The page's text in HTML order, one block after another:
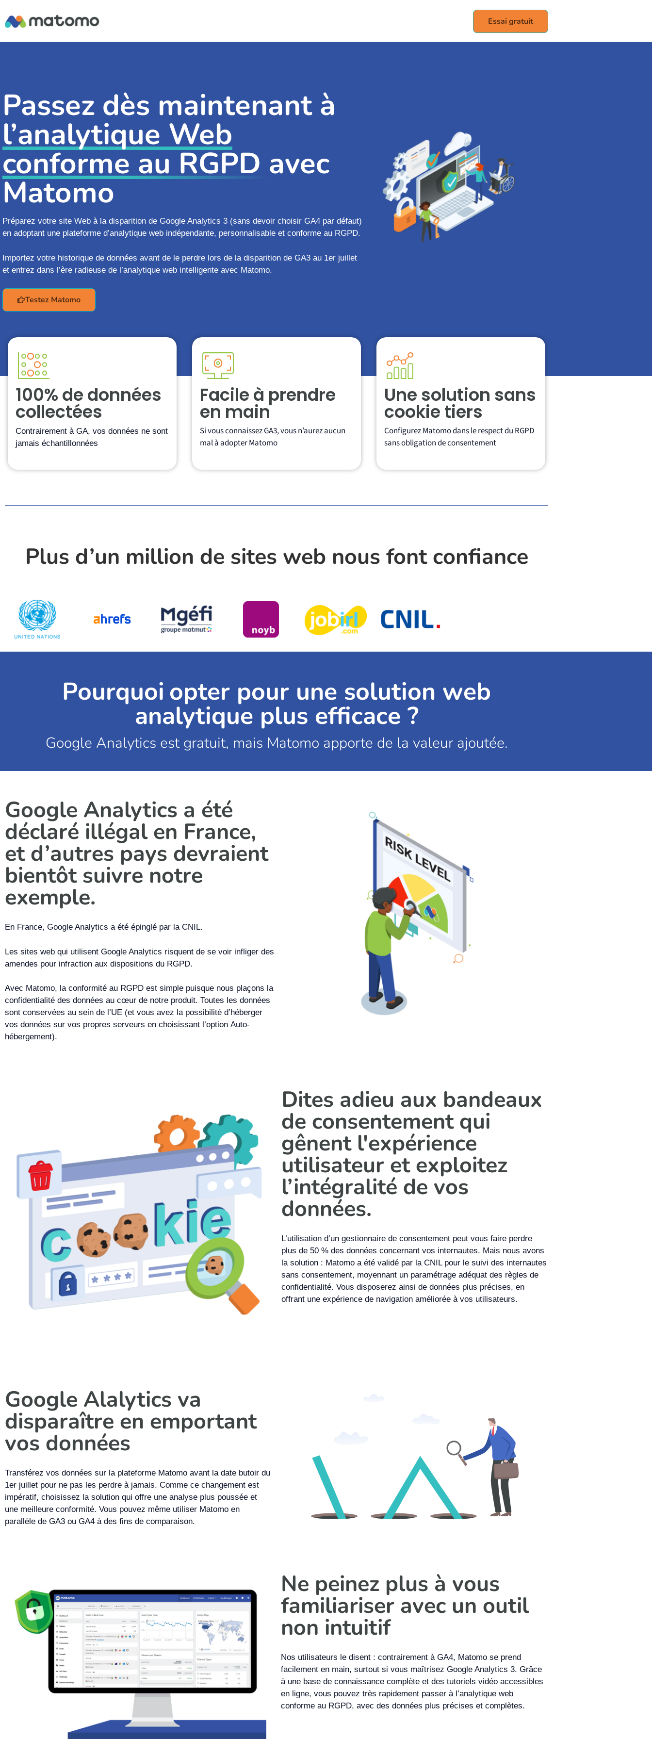
Essai gratuit
Passez dès maintenant à
l’analytique Web
conforme au RGPD avec
Matomo
Préparez votre site Web à la disparition de Google Analytics 3 (sans devoir choisir GA4 par défaut)
en adoptant une plateforme d’analytique web indépendante, personnalisable et conforme au RGPD.
Importez votre historique de données avant de le perdre lors de la disparition de GA3 au 1er juillet
et entrez dans l’ère radieuse de l’analytique web intelligente avec Matomo.
Testez Matomo
100% de données
collectées
Contrairement à GA, vos données ne sont
jamais échantillonnées
Facile à prendre
en main
Si vous connaissez GA3, vous n’aurez aucun
mal à adopter Matomo
Une solution sans
cookie tiers
Configurez Matomo dans le respect du RGPD
sans obligation de consentement
Plus d’un million de sites web nous font confiance
Pourquoi opter pour une solution web
analytique plus efficace ?
Google Analytics est gratuit, mais Matomo apporte de la valeur ajoutée.
Google Analytics a été
déclaré illégal en France,
et d’autres pays devraient
bientôt suivre notre
exemple.
En France, Google Analytics a été épinglé par la CNIL.
Les sites web qui utilisent Google Analytics risquent de se voir infliger des
amendes pour infraction aux dispositions du RGPD.
Avec Matomo, la conformité au RGPD est simple puisque nous plaçons la
confidentialité des données au cœur de notre produit. Toutes les données
sont conservées au sein de l’UE (et vous avez la possibilité d’héberger
vos données sur vos propres serveurs en choisissant l’option Auto-
hébergement).
Dites adieu aux bandeaux
de consentement qui
gênent l'expérience
utilisateur et exploitez
l’intégralité de vos
données.
L’utilisation d’un gestionnaire de consentement peut vous faire perdre
plus de 50 % des données concernant vos internautes. Mais nous avons
la solution : Matomo a été validé par la CNIL pour le suivi des internautes
sans consentement, moyennant un paramétrage adéquat des règles de
confidentialité. Vous disposerez ainsi de données plus précises, en
offrant une expérience de navigation améliorée à vos utilisateurs.
Google Alalytics va
disparaître en emportant
vos données
Transférez vos données sur la plateforme Matomo avant la date butoir du
1er juillet pour ne pas les perdre à jamais. Comme ce changement est
impératif, choisissez la solution qui offre une analyse plus poussée et
une meilleure conformité. Vous pouvez même utiliser Matomo en
parallèle de GA3 ou GA4 à des fins de comparaison.
Ne peinez plus à vous
familiariser avec un outil
non intuitif
Nos utilisateurs le disent : contrairement à GA4, Matomo se prend
facilement en main, surtout si vous maîtrisez Google Analytics 3. Grâce
à une base de connaissance complète et des tutoriels vidéo accessibles
en ligne, vous pouvez très rapidement passer à l’analytique web
conforme au RGPD, avec des données plus précises et complètes.